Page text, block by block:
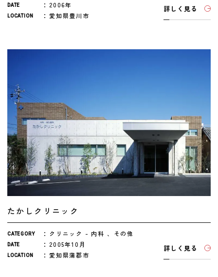
DATE 2006年
LOCATION 愛知県豊川市
詳しく見る
たかしクリニック
CATEGORY クリニック 内科 その他
DATE 2005年10月
LOCATION 愛知県蒲郡市
詳しく見る